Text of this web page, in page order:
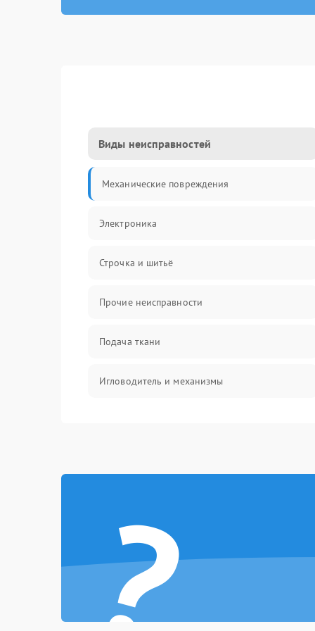
Виды неисправностей
Механические повреждения
Электроника
Строчка и шитьё
Прочие неисправности
Подача ткани
Игловодитель и механизмы
?